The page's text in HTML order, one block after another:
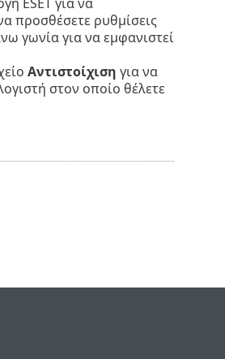
προσθέσετε ρυθμίσεις
γωνία για να εμφανιστεί
Αντιστοίχιση για να
στον οποίο θέλετε